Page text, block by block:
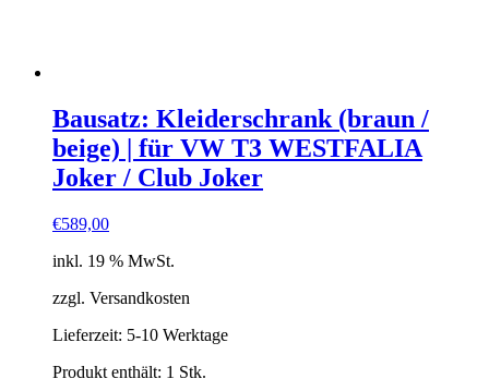
Bausatz: Kleiderschrank (braun /
beige) | für VW T3 WESTFALIA
Joker / Club Joker
€589,00
inkl. 19 % MwSt.
zzgl. Versandkosten
Lieferzeit: 5-10 Werktage
Produkt enthält: 1 Stk.